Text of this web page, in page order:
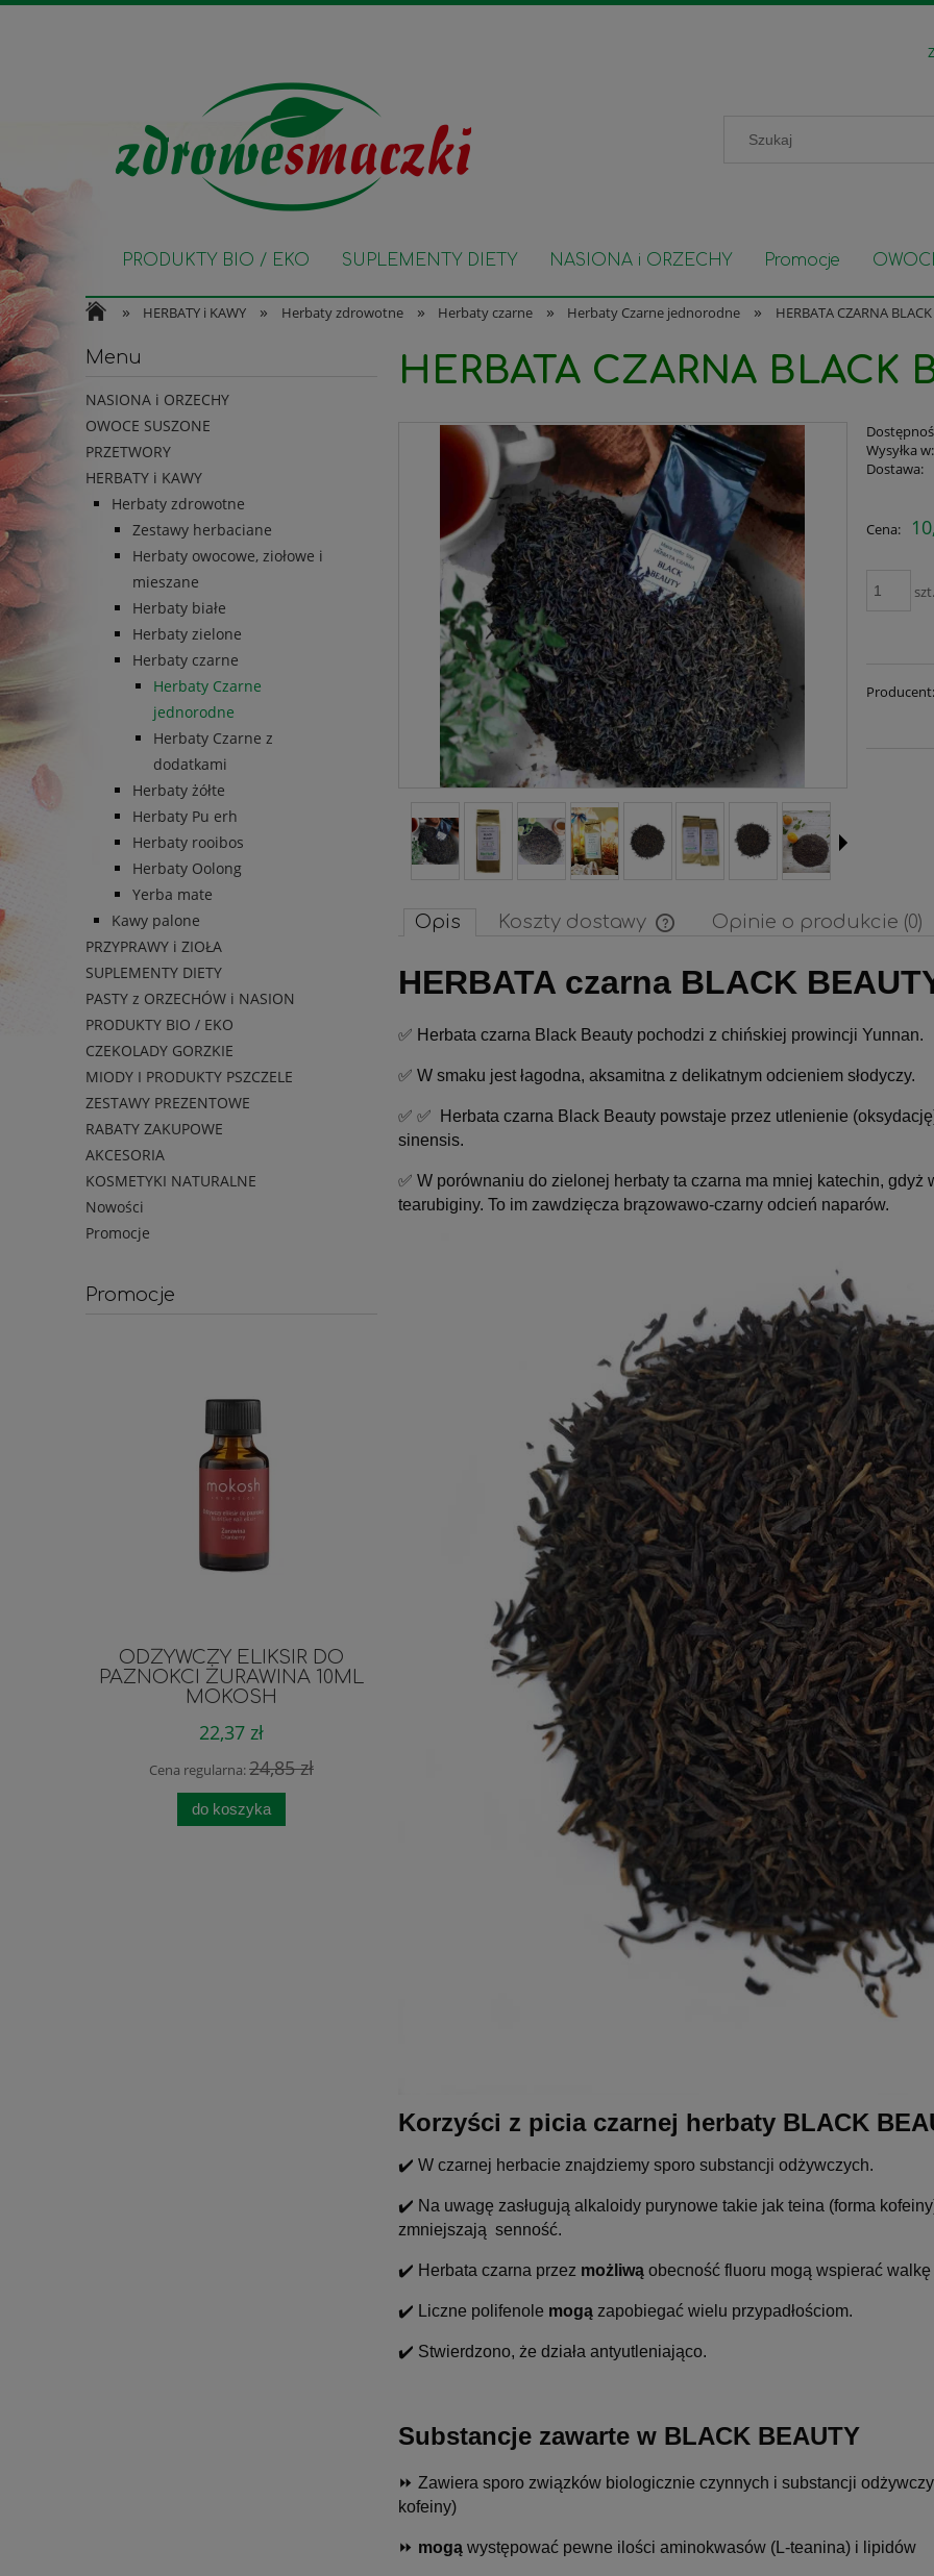
PRODUKTY BIO / EKO SUPLEMENTY DIETY NASIONA i ORZECHY Promocje
» HERBATY i KAWY » Herbaty zdrowotne » Herbaty czarne » Herbaty Czarne jednorodne » HERBATA CZARNA
Menu
NASIONA i ORZECHY
OWOCE SUSZONE
PRZETWORY
HERBATY i KAWY
Herbaty zdrowotne
Zestawy herbaciane
Herbaty owocowe, ziołowe i
mieszane
Herbaty białe
Herbaty zielone
Herbaty czarne
Herbaty Czarne
jednorodne
Herbaty Czarne z
dodatkami
Herbaty żółte
Herbaty Pu erh
Herbaty rooibos
Herbaty Oolong
Yerba mate
Kawy palone
PRZYPRAWY i ZIOŁA
SUPLEMENTY DIETY
PASTY z ORZECHÓW i NASION
PRODUKTY BIO / EKO
CZEKOLADY GORZKIE
MIODY I PRODUKTY PSZCZELE
ZESTAWY PREZENTOWE
RABATY ZAKUPOWE
AKCESORIA
KOSMETYKI NATURALNE
Nowości
Promocje
Promocje
ODŻYWCZY ELIKSIR DO
PAZNOKCI ŻURAWINA 10ML
MOKOSH
22,37 zł
Cena regularna:24,85 zł
do koszyka
ASZ Sekrety Zielnika Bio-Gluk
40 x 3,2g
12,75 zł
14,75 zł
FLOSLEK Żel arnikowy
rozszerzone naczynka 50
16,65 zł
Cena regularna: 18,65 zł
do koszyka
HERBATA CZARNA BLACK
Wysyłka w:
Dostawa:
płatności
Cena:
szt.
Producent:
Opis Koszty dostawy
Cena nie zawiera ewentualnych
kosztów płatności
Opinie o produkcie (0)
HERBATA czarna BLACK
✅ Herbata czarna Black Beauty pochodzi z chińskiej prowincji Yunnan.
✅ W smaku jest łagodna, aksamitna z delikatnym odcieniem słodyczy.
✅ ✅ Herbata czarna Black Beauty powstaje przez utlenienie
sinensis.
✅ W porównaniu do zielonej herbaty ta czarna ma mniej katechin,
tearubiginy. To im zawdzięcza brązowawo-czarny odcień naparów.
Korzyści z picia czarnej herbaty BLACK
✔️ W czarnej herbacie znajdziemy sporo substancji odżywczych.
✔️ Na uwagę zasługują alkaloidy purynowe takie jak teina (forma
zmniejszają senność.
✔️ Herbata czarna przez możliwą obecność fluoru mogą wspierać
✔️ Liczne polifenole mogą zapobiegać wielu przypadłościom.
✔️ Stwierdzono, że działa antyutleniająco.
Substancje zawarte w BLACK BEAUTY
⏩ Zawiera sporo związków biologicznie czynnych i substancji
kofeiny)
⏩ mogą występować pewne ilości aminokwasów (L-teanina) i lipidów